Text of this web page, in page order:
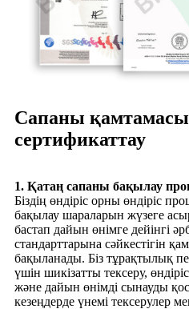
Сапаны
сертификаттау
1. Қатаң сапаны бақылау
Біздің өндіріс орны өндіріс
бақылау шараларын жүзеге
бастап дайын өнімге дейінгі
стандарттарына сәйкестігін
бақыланады. Біз тұрақтылық
үшін шикізатты тексеру,
және дайын өнімді сынауды
кезеңдерде үнемі тексерулер